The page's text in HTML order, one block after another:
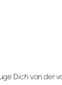
Dich von der